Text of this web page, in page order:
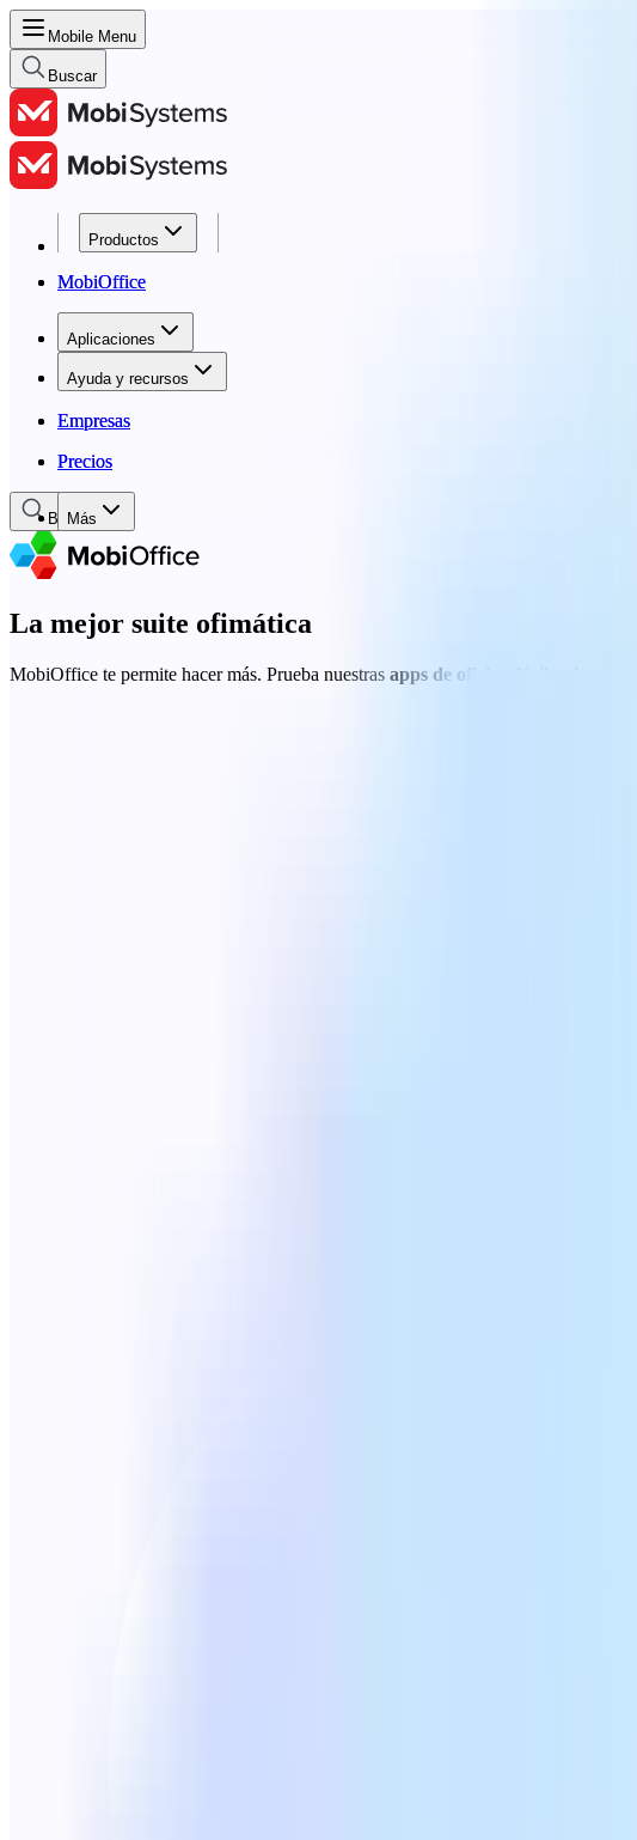
Mobile Menu
Buscar
Productos
MobiOffice
Aplicaciones
Ayuda y recursos
Empresas
Precios
Más
Productos
MobiOffice
Aplicaciones
Ayuda y recursos
Empresas
Precios
Buscar
La mejor suite ofimática
MobiOffice te permite hacer más. Prueba nuestras apps de oficina fáciles de usar